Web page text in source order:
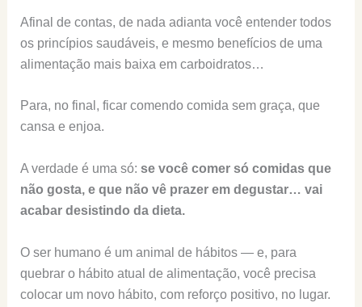
Afinal de contas, de nada adianta você entender todos
os princípios saudáveis, e mesmo benefícios de uma
alimentação mais baixa em carboidratos…
Para, no final, ficar comendo comida sem graça, que
cansa e enjoa.
A verdade é uma só: se você comer só comidas que
não gosta, e que não vê prazer em degustar… vai
acabar desistindo da dieta.
O ser humano é um animal de hábitos — e, para
quebrar o hábito atual de alimentação, você precisa
colocar um novo hábito, com reforço positivo, no lugar.